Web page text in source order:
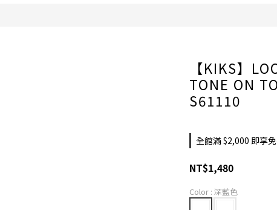
【KIKS】
TONE ON
S61110
全館滿 $2,000 即享
NT$1,480
Color : 深藍色